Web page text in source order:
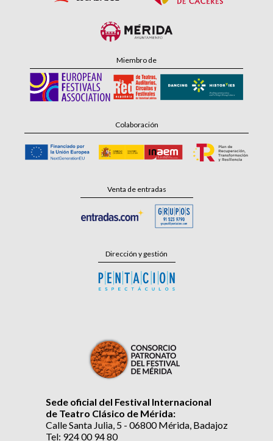
Miembro de
Colaboración
Venta de entradas
Dirección y gestión
Sede oficial del Festival Internacional
de Teatro Clásico de Mérida:
Calle Santa Julia, 5 - 06800 Mérida, Badajoz
Tel: 924 00 94 80